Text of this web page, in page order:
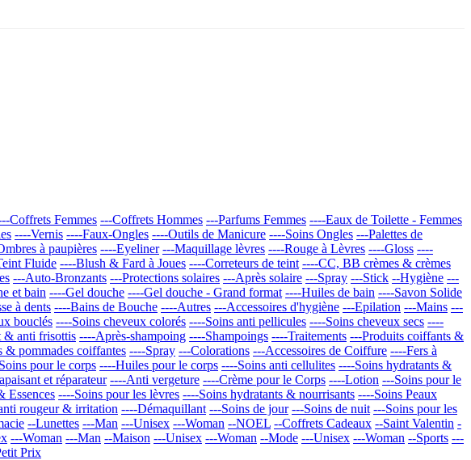
Coffrets Femmes ---Coffrets Hommes ---Parfums Femmes ----Eaux de Toilette - Femmes
----Vernis ----Faux-Ongles ----Outils de Manicure ----Soins Ongles ---Palettes de
à paupières ----Eyeliner ---Maquillage lèvres ----Rouge à Lèvres ----Gloss ----
Fluide ----Blush & Fard à Joues ----Correteurs de teint ----CC, BB crèmes & crèmes
---Auto-Bronzants ---Protections solaires ---Après solaire ---Spray ---Stick --Hygiène ---
et bain ----Gel douche ----Gel douche - Grand format ----Huiles de bain ----Savon Solide
à dents ----Bains de Bouche ----Autres ---Accessoires d'hygiène ---Epilation ---Mains ---
bouclés ----Soins cheveux colorés ----Soins anti pellicules ----Soins cheveux secs ----
& anti frisottis ----Après-shampoing ----Shampoings ----Traitements ---Produits coiffants &
& pommades coiffantes ----Spray ---Colorations ---Accessoires de Coiffure ----Fers à
pour le corps ----Huiles pour le corps ----Soins anti cellulites ----Soins hydratants &
et réparateur ----Anti vergeture ----Crème pour le Corps ----Lotion ---Soins pour le
Essences ----Soins pour les lèvres ----Soins hydratants & nourrisants ----Soins Peaux
rougeur & irritation ----Démaquillant ---Soins de jour ---Soins de nuit ---Soins pour les
--Lunettes ---Man ---Unisex ---Woman --NOEL --Coffrets Cadeaux --Saint Valentin -
---Woman ---Man --Maison ---Unisex ---Woman --Mode ---Unisex ---Woman --Sports ---
Prix